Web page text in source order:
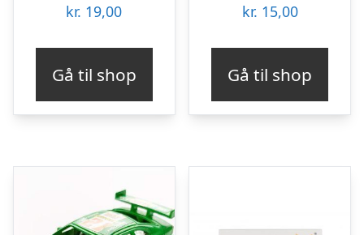
kr. 19,00
Gå til shop
kr. 15,00
Gå til shop